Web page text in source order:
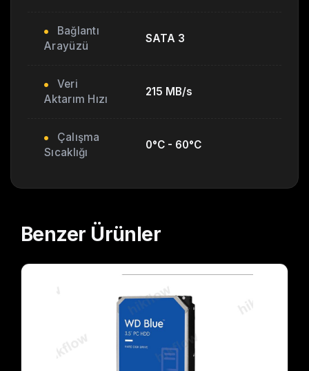
Bağlantı
Arayüzü
SATA 3
Veri
Aktarım Hızı
215 MB/s
Çalışma
Sıcaklığı
0°C - 60°C
Benzer Ürünler